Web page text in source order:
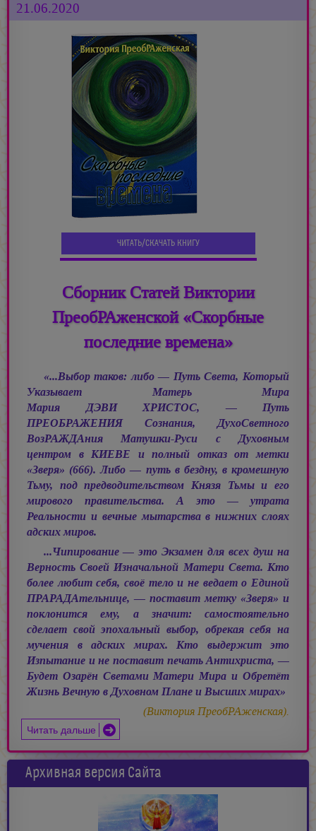
21.06.2020
ЧИТАТЬ/СКАЧАТЬ КНИГУ
Сборник Статей Виктории
ПреобРАженской «Скорбные
последние времена»
«...Выбор таков: либо — Путь Света, Который
Указывает Матерь Мира
Мария ДЭВИ ХРИСТОС, —Путь
ПРЕОБРАЖЕНИЯ Сознания, ДухоСветного
ВозРАЖДАния Матушки-Руси с Духовным
центром в КИЕВЕ и полный отказ от метки
«Зверя» (666). Либо — путь в бездну, в кромешную
Тьму, под предводительством Князя Тьмы и его
мирового правительства. А это — утрата
Реальности и вечные мытарства в нижних слоях
адских миров.
...Чипирование — это Экзамен для всех душ на
Верность Своей Изначальной Матери Света. Кто
более любит себя, своё тело и не ведает о Единой
ПРАРАДАтельнице, — поставит метку «Зверя» и
поклонится ему, а значит: самостоятельно
сделает свой эпохальный выбор, обрекая себя на
мучения в адских мирах. Кто выдержит это
Изпытание и не поставит печать Антихриста, —
Будет Озарён Светами Матери Мира и Обретёт
Жизнь Вечную в Духовном Плане и Высших мирах»
(Виктория ПреобРАженская).
Читать дальше
Архивная версия Сайта